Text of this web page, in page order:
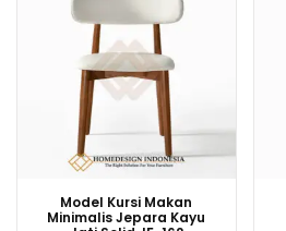
Model Kursi Makan
Minimalis Jepara Kayu